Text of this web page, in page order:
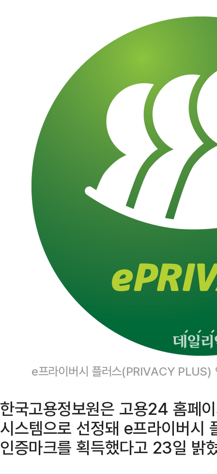
e프라이버시 플러스(PRIVACY
한국고용정보원은 고용24 홈페
시스템으로 선정돼 e프라이버
인증마크를 획득했다고 23일 밝